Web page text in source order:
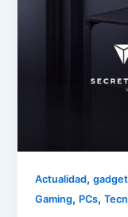
Actualidad,
Gaming, PCs,